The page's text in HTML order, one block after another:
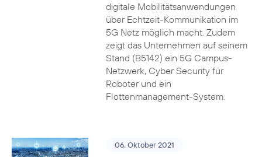
digitale Mobilitätsanwendungen
über Echtzeit-Kommunikation im
5G Netz möglich macht. Zudem
zeigt das Unternehmen auf seinem
Stand (B5142) ein 5G Campus-
Netzwerk, Cyber Security für
Roboter und ein
Flottenmanagement-System.
06. Oktober 2021